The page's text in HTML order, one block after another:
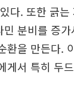
다. 또한 긁
분비를 증
환을 만든다.
게서 특히 두